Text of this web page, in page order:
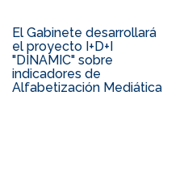
El Gabinete desarrollará
el proyecto I+D+I
"DINAMIC" sobre
indicadores de
Alfabetización Mediática